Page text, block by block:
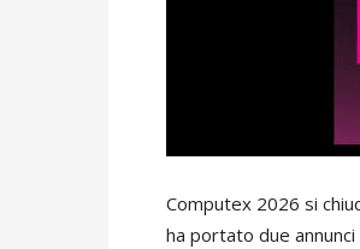
Computex 2026 si
ha portato due